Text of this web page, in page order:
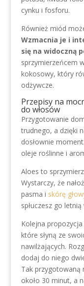
cynku i fosforu.
Również miód
Wzmacnia je i
się na widoczną
sprzymierzeńcem
kokosowy, który
odżywcze.
Przepisy na
do włosów
Przygotowanie
trudnego, a dzięki
dosłownie
oleje roślinne i
Aloes to
Wystarczy, że
pasma i skórę
spłuczesz go
Kolejna
które słyną ze
nawilżających.
dodaj do niego
Tak przygotowaną
około 30 minut, a